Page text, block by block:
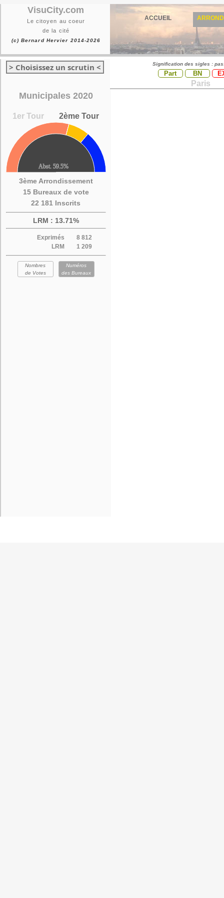
VisuCity.com
Le citoyen au coeur
de la cité
(c) Bernard Hervier 2014-2026
ACCUEIL
> Choisissez un scrutin <
Municipales 2020
1er Tour 2ème Tour
3ème Arrondissement
15 Bureaux de vote
22 181 Inscrits
LRM : 13.71%
Exprimés
8 812
LRM
1 209
Nombres
de Votes
Numéros
des Bureaux
Signification des sigles :
Part BN
Paris